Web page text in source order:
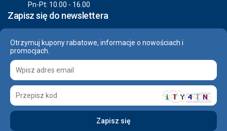
Pn-Pt: 10.00 - 16.00
Zapisz się do newslettera
Otrzymuj kupony rabatowe, informacje o nowościach i
promocjach.